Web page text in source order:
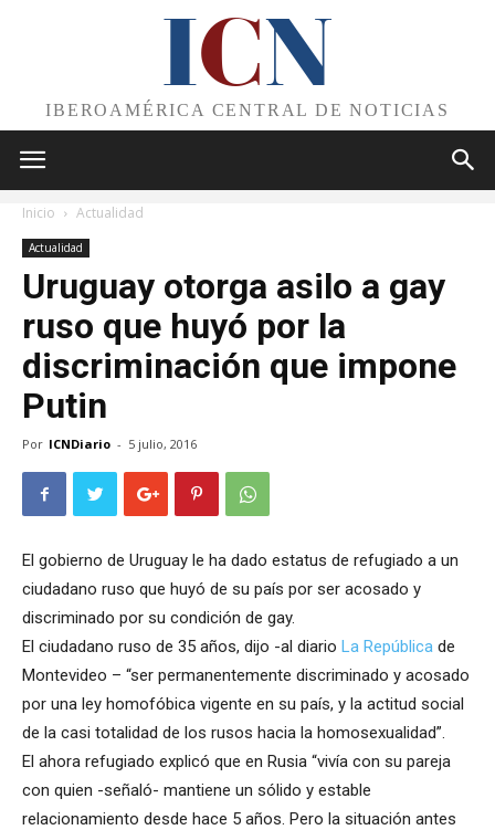
ICN
IBEROAMÉRICA CENTRAL DE NOTICIAS
Inicio Actualidad
Actualidad
Uruguay otorga asilo a gay
ruso que huyó por la
discriminación que impone
Putin
Por ICNDiario - 5 julio, 2016
El gobierno de Uruguay le ha dado estatus de refugiado a un
ciudadano ruso que huyó de su país por ser acosado y
discriminado por su condición de gay.
El ciudadano ruso de 35 años, dijo -al diario La República de
Montevideo – “ser permanentemente discriminado y acosado
por una ley homofóbica vigente en su país, y la actitud social
de la casi totalidad de los rusos hacia la homosexualidad”.
El ahora refugiado explicó que en Rusia “vivía con su pareja
con quien -señaló- mantiene un sólido y estable
relacionamiento desde hace 5 años. Pero la situación antes